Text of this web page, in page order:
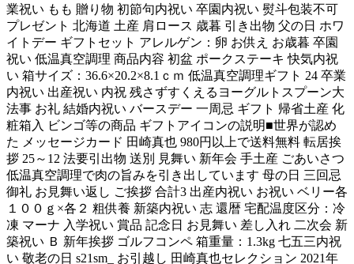
業祝い もも 贈り物 初節句内祝い 卒園内祝い 熨斗包装不可
プレゼント 北海道 土産 肩ロース 歳暮 引き出物 父の日 ホワ
イトデー ギフトセット アレルゲン：卵 お供え お歳暮 卒園
祝い 低温真空調理 商品内容 初盆 ポークステーキ 快気内祝
い 箱サイズ：36.6×20.2×8.1ｃｍ 低温真空調理ギフト 24 卒業
内祝い 出産祝い 内祝 残さずすくえるヨーグルトスプーン大
法事 お礼 結婚内祝い バースデー 一周忌 ギフト 帰省土産 化
粧箱入 ビンゴ等の商品 ギフトアイコンの説明■世界が認め
た メッセージカード 田崎真也 980円以上で送料無料 転居挨
拶 25～12 法要引出物 送別 見舞い 新年会 手土産 ごあいさつ
低温真空調理で肉の旨みを引き出しています 母の日 三回忌
御礼 お見舞い返し ご挨拶 合計3 出産内祝い お祝い ベリー各
１００ｇ×各２ 粗供養 新築内祝い 志 還暦 宅配温度区分：冷
凍 マーナ 入学祝い 賞品 記念日 お見舞い 差し入れ 二次会 新
築祝い Ｂ 新年挨拶 ゴルフコンペ 箱重量：1.3kg 七五三内祝
い 敬老の日 s21sm_ お引越し 田崎真也セレクション 2021年